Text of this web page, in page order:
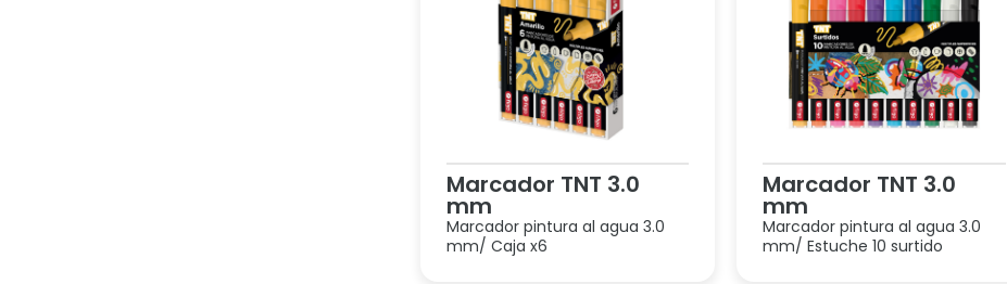
Marcador TNT 3.0
mm
Marcador pintura al agua 3.0
mm/ Caja x6
Marcador TNT 3.0
mm
Marcador pintura al agua 3.0
mm/ Estuche 10 surtido